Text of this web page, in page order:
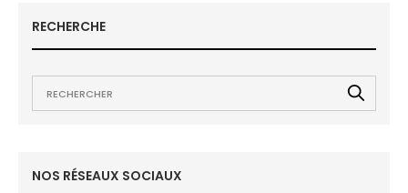
RECHERCHE
NOS RÉSEAUX SOCIAUX